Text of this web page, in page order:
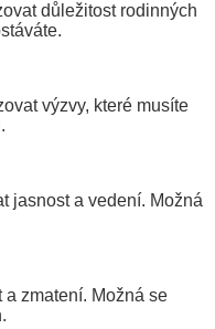
důležitost rodinných
výzvy, které musíte
jasnost a vedení. Možná
zmatení. Možná se